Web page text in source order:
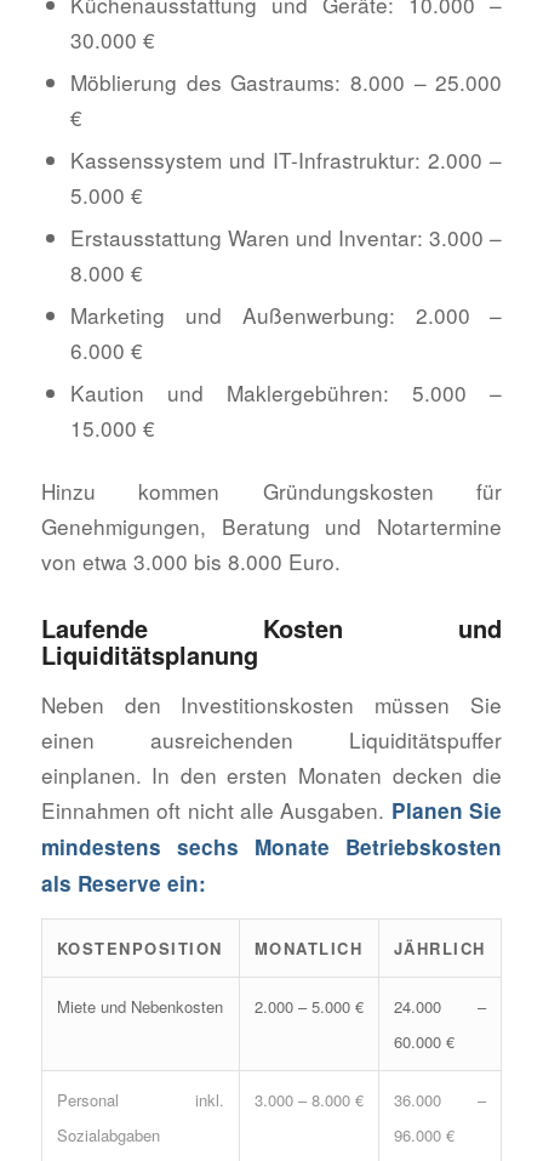
30.000 €
Möblierung des Gastraums: 8.000 – 25.000
€
Kassenssystem und IT-Infrastruktur: 2.000 –
5.000 €
Erstausstattung Waren und Inventar: 3.000 –
8.000 €
Marketing und Außenwerbung: 2.000 –
6.000 €
Kaution und Maklergebühren: 5.000 –
15.000 €
Hinzu kommen Gründungskosten für
Genehmigungen, Beratung und Notartermine
von etwa 3.000 bis 8.000 Euro.
Laufende Kosten und
Liquiditätsplanung
Neben den Investitionskosten müssen Sie
einen ausreichenden Liquiditätspuffer
einplanen. In den ersten Monaten decken die
Einnahmen oft nicht alle Ausgaben. Planen Sie
mindestens sechs Monate Betriebskosten
als Reserve ein:
KOSTENPOSITION MONATLICH JÄHRLICH
Miete und Nebenkosten 2.000 – 5.000 €
24.000 –
60.000 €
Personal inkl.
Sozialabgaben
3.000 – 8.000 €
36.000 –
96.000 €